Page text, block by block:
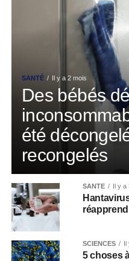
SANTÉ Il y a 2 mois
Des bébés
été
recongelés
SANTÉ Il y a
SCIENCES Il
5 choses